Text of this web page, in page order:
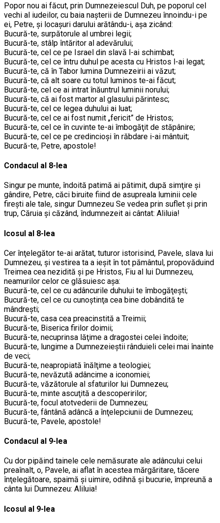
Popor nou ai făcut, prin Dumnezeiescul Duh, pe poporul cel
vechi al iudeilor, cu baia naşterii de Dumnezeu înnoindu-i pe
ei, Petre, şi locaşuri darului arătându-i, aşa zicând:
Bucură-te, surpătorule al umbrei legii;
Bucură-te, stâlp întăritor al adevărului;
Bucură-te, cel ce pe Israel din slavă l-ai schimbat;
Bucură-te, cel ce întru duhul pe acesta cu Hristos l-ai legat;
Bucură-te, că în Tabor lumina Dumnezeirii ai văzut;
Bucură-te, că alt soare cu totul luminos te-ai făcut;
Bucură-te, cel ce ai intrat înăuntrul luminii norului;
Bucură-te, că ai fost martor al glasului părintesc;
Bucură-te, cel ce legea duhului ai luat;
Bucură-te, cel ce ai fost numit „fericit” de Hristos;
Bucură-te, cel ce în cuvinte te-ai îmbogăţit de stăpânire;
Bucură-te, cel ce pe credincioşi în răbdare i-ai mântuit;
Bucură-te, Petre, apostole!
Condacul al 8-lea
Singur pe munte, îndoită patimă ai pătimit, după simţire şi
gândire, Petre, căci biruite fiind de asupreala luminii cele
fireşti ale tale, singur Dumnezeu Se vedea prin suflet şi prin
trup, Căruia şi căzând, îndumnezeit ai cântat: Aliluia!
Icosul al 8-lea
Cer înţelegător te-ai arătat, tuturor istorisind, Pavele, slava lui
Dumnezeu, şi vestirea ta a ieşit în tot pământul, propovăduind
Treimea cea nezidită şi pe Hristos, Fiu al lui Dumnezeu,
neamurilor celor ce glăsuiesc aşa:
Bucură-te, cel ce cu adâncurile duhului te îmbogăţeşti;
Bucură-te, cel ce cu cunoştinţa cea bine dobândită te
mândreşti;
Bucură-te, casa cea preacinstită a Treimii;
Bucură-te, Biserica firilor doimii;
Bucură-te, necuprinsa lăţime a dragostei celei îndoite;
Bucură-te, lungime a Dumnezeieştii rânduieli celei mai înainte
de veci;
Bucură-te, neapropiată înălţime a teologiei;
Bucură-te, nevăzută adâncime a iconomiei;
Bucură-te, văzătorule al sfaturilor lui Dumnezeu;
Bucură-te, minte ascuţită a descoperirilor;
Bucură-te, focul atotvederii de Dumnezeu;
Bucură-te, fântână adâncă a înţelepciunii de Dumnezeu;
Bucură-te, Pavele, apostole!
Condacul al 9-lea
Cu dor pipăind tainele cele nemăsurate ale adâncului celui
preaînalt, o, Pavele, ai aflat în acestea mărgăritare, tăcere
înţelegătoare, spaimă şi uimire, odihnă şi bucurie, împreună a
cânta lui Dumnezeu: Aliluia!
Icosul al 9-lea